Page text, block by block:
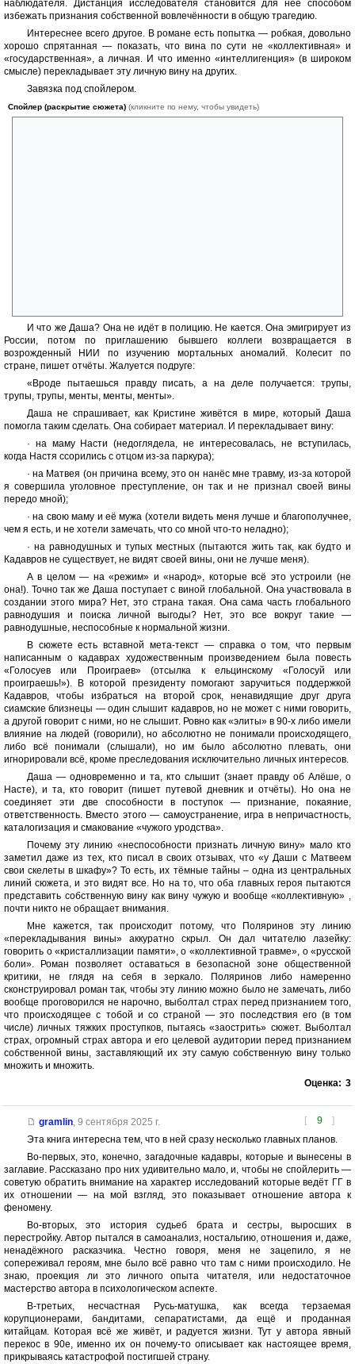
наблюдателя. Дистанция исследователя становится для неё способом
избежать признания собственной вовлечённости в общую трагедию.
Интереснее всего другое. В романе есть попытка — робкая, довольно
хорошо спрятанная — показать, что вина по сути не «коллективная» и
«государственная», а личная. И что именно «интеллигенция» (в широком
смысле) перекладывает эту личную вину на других.
Завязка под спойлером.
Спойлер (раскрытие сюжета) (кликните по нему, чтобы увидеть)
И что же Даша? Она не идёт в полицию. Не кается. Она эмигрирует из
России, потом по приглашению бывшего коллеги возвращается в
возрожденный НИИ по изучению мортальных аномалий. Колесит по
стране, пишет отчёты. Жалуется подруге:
«Вроде пытаешься правду писать, а на деле получается: трупы,
трупы, трупы, менты, менты, менты».
Даша не спрашивает, как Кристине живётся в мире, который Даша
помогла таким сделать. Она собирает материал. И перекладывает вину:
· на маму Насти (недоглядела, не интересовалась, не вступилась,
когда Настя ссорились с отцом из-за паркура);
· на Матвея (он причина всему, это он нанёс мне травму, из-за которой
я совершила уголовное преступление, он так и не признал своей вины
передо мной);
· на свою маму и её мужа (хотели видеть меня лучше и благополучнее,
чем я есть, и не хотели замечать, что со мной что-то неладно);
· на равнодушных и тупых местных (пытаются жить так, как будто и
Кадавров не существует, не видят своей вины, они не лучше меня).
А в целом — на «режим» и «народ», которые всё это устроили (не
она!). Точно так же Даша поступает с виной глобальной. Она участвовала в
создании этого мира? Нет, это страна такая. Она сама часть глобального
равнодушия и поиска личной выгоды? Нет, это все вокруг такие —
равнодушные, неспособные к нормальной жизни.
В сюжете есть вставной мета-текст — справка о том, что первым
написанным о кадаврах художественным произведением была повесть
«Голосуев или Проиграев» (отсылка к ельцинскому «Голосуй или
проиграешь!»). В которой президенту помогают заручиться поддержкой
Кадавров, чтобы избраться на второй срок, ненавидящие друг друга
сиамские близнецы — один слышит кадавров, но не может с ними говорить,
а другой говорит с ними, но не слышит. Ровно как «элиты» в 90-х либо имели
влияние на людей (говорили), но абсолютно не понимали происходящего,
либо всё понимали (слышали), но им было абсолютно плевать, они
игнорировали всё, кроме преследования исключительно личных интересов.
Даша — одновременно и та, кто слышит (знает правду об Алёше, о
Насте), и та, кто говорит (пишет путевой дневник и отчёты). Но она не
соединяет эти две способности в поступок — признание, покаяние,
ответственность. Вместо этого — самоустранение, игра в непричастность,
каталогизация и смакование «чужого уродства».
Почему эту линию «неспособности признать личную вину» мало кто
заметил даже из тех, кто писал в своих отзывах, что «у Даши с Матвеем
свои скелеты в шкафу»? То есть, их тёмные тайны – одна из центральных
линий сюжета, и это видят все. Но на то, что оба главных героя пытаются
представить собственную вину как вину чужую и вообще «коллективную» ,
почти никто не обращает внимания.
Мне кажется, так происходит потому, что Поляринов эту линию
«перекладывания вины» аккуратно скрыл. Он дал читателю лазейку:
говорить о «кристаллизации памяти», о «коллективной травме», о «русской
боли». Роман позволяет оставаться в безопасной зоне общественной
критики, не глядя на себя в зеркало. Поляринов либо намеренно
сконструировал роман так, чтобы эту линию можно было не замечать, либо
вообще проговорился не нарочно, выболтал страх перед признанием того,
что происходящее с тобой и со страной — это последствия его (в том
числе) личных тяжких проступков, пытаясь «заострить» сюжет. Выболтал
страх, огромный страх автора и его целевой аудитории перед признанием
собственной вины, заставляющий их эту самую собственную вину только
множить и множить.
Оценка: 3
[ 9 ]
gramlin, 9 сентября 2025 г.
Эта книга интересна тем, что в ней сразу несколько главных планов.
Во-первых, это, конечно, загадочные кадавры, которые и вынесены в
заглавие. Рассказано про них удивительно мало, и, чтобы не спойлерить —
советую обратить внимание на характер исследований которые ведёт ГГ в
их отношении — на мой взгляд, это показывает отношение автора к
феномену.
Во-вторых, это история судьеб брата и сестры, выросших в
перестройку. Автор пытался в самоанализ, ностальгию, отношения и, даже,
ненадёжного расказчика. Честно говоря, меня не зацепило, я не
сопереживал героям, мне было всё равно что там с ними происходило. Не
знаю, проекция ли это личного опыта читателя, или недостаточное
мастерство автора в психологическом аспекте.
В-третьих, несчастная Русь-матушка, как всегда терзаемая
корупционерами, бандитами, сепаратистами, да ещё и проданная
китайцам. Которая всё же живёт, и радуется жизни. Тут у автора явный
перекос в 90е, именно их он почему-то описывает как настоящее время,
прикрываясь катастрофой постигшей страну.